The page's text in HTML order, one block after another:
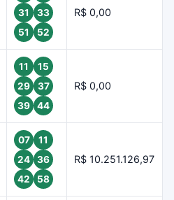
31
33
51
52
R$ 0,00
11
15
29
37
39
44
R$ 0,00
07
11
24
36
42
58
R$ 10.251.126,97